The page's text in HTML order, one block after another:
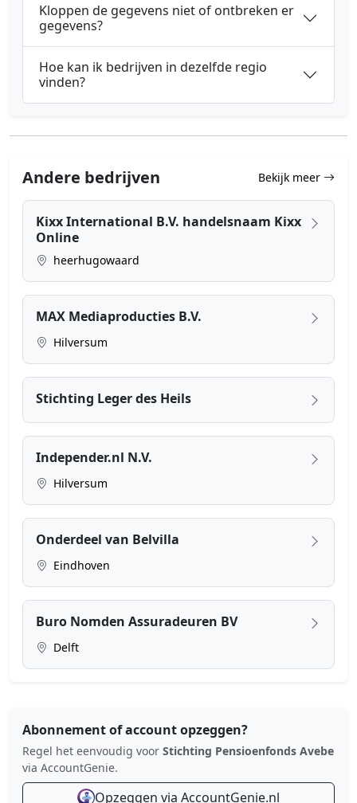
Kloppen de gegevens niet of ontbreken er
gegevens?
Hoe kan ik bedrijven in dezelfde regio
vinden?
Andere bedrijven Bekijk meer
Kixx International B.V. handelsnaam Kixx
Online
heerhugowaard
MAX Mediaproducties B.V.
Hilversum
Stichting Leger des Heils
Independer.nl N.V.
Hilversum
Onderdeel van Belvilla
Eindhoven
Buro Nomden Assuradeuren BV
Delft
Abonnement of account opzeggen?
Regel het eenvoudig voor Stichting Pensioenfonds Avebe
via AccountGenie.
Opzeggen via AccountGenie.nl